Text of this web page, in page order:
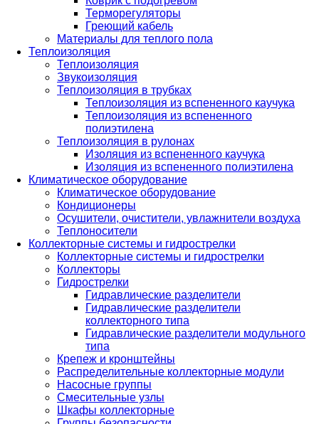
Терморегуляторы
Греющий кабель
Материалы для теплого пола
Теплоизоляция
Теплоизоляция
Звукоизоляция
Теплоизоляция в трубках
Теплоизоляция из вспененного каучука
Теплоизоляция из вспененного
полиэтилена
Теплоизоляция в рулонах
Изоляция из вспененного каучука
Изоляция из вспененного полиэтилена
Климатическое оборудование
Климатическое оборудование
Кондиционеры
Осушители, очистители, увлажнители воздуха
Теплоносители
Коллекторные системы и гидрострелки
Коллекторные системы и гидрострелки
Коллекторы
Гидрострелки
Гидравлические разделители
Гидравлические разделители
коллекторного типа
Гидравлические разделители модульного
типа
Крепеж и кронштейны
Распределительные коллекторные модули
Насосные группы
Смесительные узлы
Шкафы коллекторные